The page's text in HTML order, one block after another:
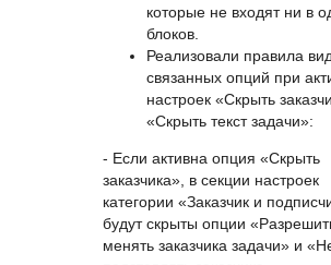
которые не входят ни в
блоков.
Реализовали правила
связанных опций при
настроек «Скрыть
«Скрыть текст задачи»:
- Если активна опция «Скрыть
заказчика», в секции настроек
категории «Заказчик и
будут скрыты опции
менять заказчика задачи» и